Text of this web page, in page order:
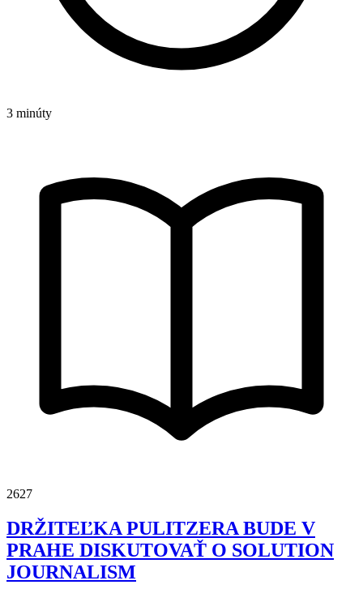
3 minúty
2627
DRŽITEĽKA PULITZERA BUDE V
PRAHE DISKUTOVAŤ O SOLUTION
JOURNALISM